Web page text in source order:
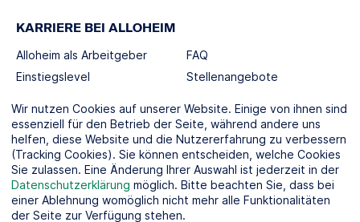
KARRIERE BEI ALLOHEIM
Alloheim als Arbeitgeber
Einstiegslevel
FAQ
Stellenangebote
SOCIAL MEDIA
Wir nutzen Cookies auf unserer Website. Einige von ihnen sind
essenziell für den Betrieb der Seite, während andere uns
helfen, diese Website und die Nutzererfahrung zu verbessern
(Tracking Cookies). Sie können entscheiden, welche Cookies
Sie zulassen. Eine Änderung Ihrer Auswahl ist jederzeit in der
Datenschutzerklärung möglich. Bitte beachten Sie, dass bei
einer Ablehnung womöglich nicht mehr alle Funktionalitäten
der Seite zur Verfügung stehen.